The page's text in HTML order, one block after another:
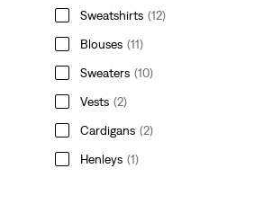
Sweatshirts (12)
Blouses (11)
Sweaters (10)
Vests (2)
Cardigans (2)
Henleys (1)